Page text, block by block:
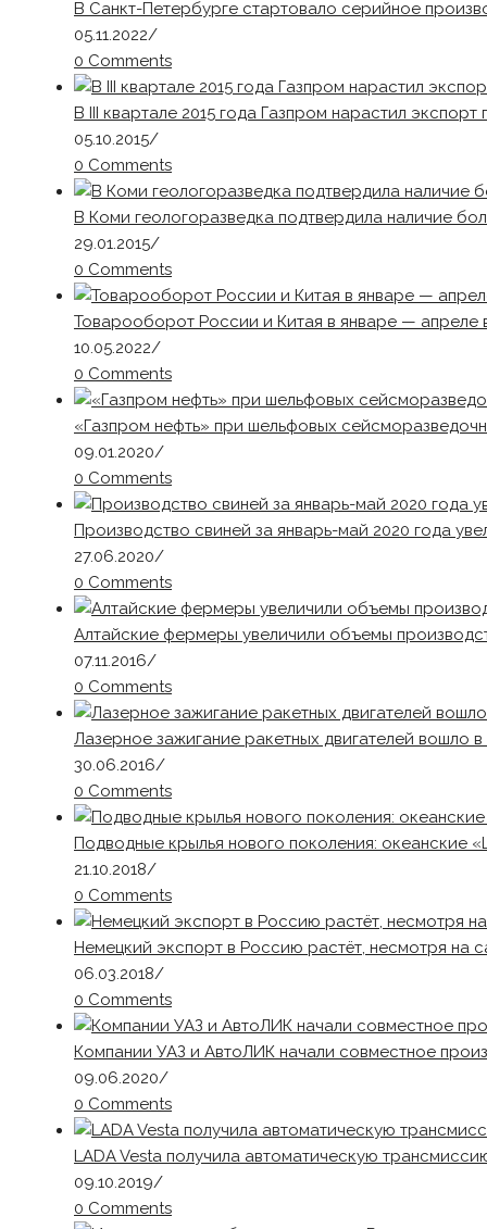
В Санкт-Петербурге стартовало серийное
05.11.2022/
0 Comments
В III квартале 2015 года Газпром нарастил экспорт
05.10.2015/
0 Comments
В Коми геологоразведка подтвердила наличие
29.01.2015/
0 Comments
Товарооборот России и Китая в январе — апреле
10.05.2022/
0 Comments
«Газпром нефть» при шельфовых
09.01.2020/
0 Comments
Производство свиней за январь-май 2020 года
27.06.2020/
0 Comments
Алтайские фермеры увеличили объемы
07.11.2016/
0 Comments
Лазерное зажигание ракетных двигателей вошло
30.06.2016/
0 Comments
Подводные крылья нового поколения: океанские
21.10.2018/
0 Comments
Немецкий экспорт в Россию растёт, несмотря на
06.03.2018/
0 Comments
Компании УАЗ и АвтоЛИК начали совместное
09.06.2020/
0 Comments
LADA Vesta получила автоматическую
09.10.2019/
0 Comments